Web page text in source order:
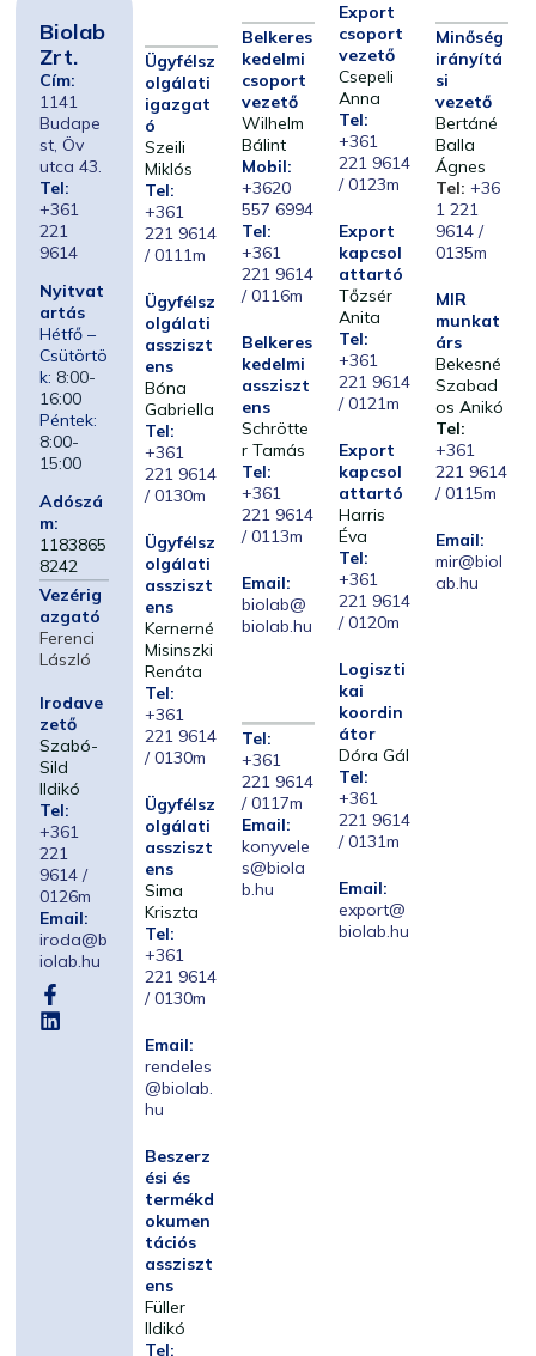
Biolab
Zrt.
Cím:
1141
Budape
st, Öv
utca 43.
Tel:
+361
221
9614
Nyitvat
artás
Hétfő –
Csütörtö
k: 8:00-
16:00
Péntek:
8:00-
15:00
Adószá
m:
1183865
8242
Vezérig
azgató
Ferenci
László
Irodave
zető
Szabó-
Sild
Ildikó
Tel:
+361
221
9614 /
0126m
Email:
iroda@b
iolab.hu
Ügyfélsz
olgálati
igazgat
ó
Szeili
Miklós
Tel:
+361
221 9614
/ 0111m
Ügyfélsz
olgálati
assziszt
ens
Bóna
Gabriella
Tel:
+361
221 9614
/ 0130m
Ügyfélsz
olgálati
assziszt
ens
Kernerné
Misinszki
Renáta
Tel:
+361
221 9614
/ 0130m
Ügyfélsz
olgálati
assziszt
ens
Sima
Kriszta
Tel:
+361
221 9614
/ 0130m
Email:
rendeles
@biolab.
hu
Beszerz
ési és
termékd
okumen
tációs
assziszt
ens
Füller
Ildikó
Tel:
Belkeres
kedelmi
csoport
vezető
Wilhelm
Bálint
Mobil:
+3620
557 6994
Tel:
+361
221 9614
/ 0116m
Belkeres
kedelmi
assziszt
ens
Schrötte
r Tamás
Tel:
+361
221 9614
/ 0113m
Email:
biolab@
biolab.hu
Tel:
+361
221 9614
/ 0117m
Email:
konyvele
s@biola
b.hu
Export
csoport
vezető
Csepeli
Anna
Tel:
+361
221 9614
/ 0123m
Export
kapcsol
attartó
Tőzsér
Anita
Tel:
+361
221 9614
/ 0121m
Export
kapcsol
attartó
Harris
Éva
Tel:
+361
221 9614
/ 0120m
Logiszti
kai
koordin
átor
Dóra Gál
Tel:
+361
221 9614
/ 0131m
Email:
export@
biolab.hu
Minőség
irányítá
si
vezető
Bertáné
Balla
Ágnes
Tel: +36
1 221
9614 /
0135m
MIR
munkat
árs
Bekesné
Szabad
os Anikó
Tel:
+361
221 9614
/ 0115m
Email:
mir@biol
ab.hu